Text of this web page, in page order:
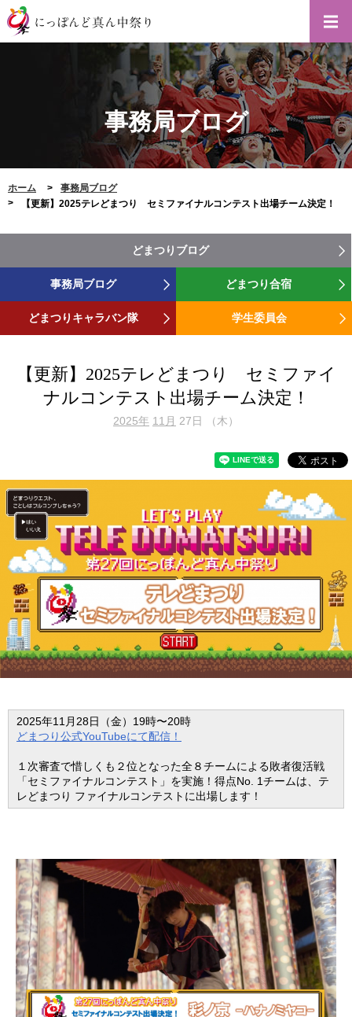
事務局ブログ
ホーム
事務局ブログ
【更新】2025テレどまつり セミファイナルコンテスト出場チーム決定！
どまつりブログ
事務局ブログ どまつり合宿
どまつりキャラバン隊 学生委員会
【更新】2025テレどまつり セミファイ
ナルコンテスト出場チーム決定！
2025年 11月 27日 （木）
2025年11月28日（金）19時〜20時
どまつり公式YouTubeにて配信！
１次審査で惜しくも２位となった全８チームによる敗者復活戦
「セミファイナルコンテスト」を実施！得点No. 1チームは、テ
レどまつり ファイナルコンテストに出場します！